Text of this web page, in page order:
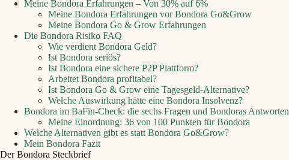
Meine Bondora Erfahrungen – Von 30% auf 6%
Meine Bondora Erfahrungen vor Bondora Go&Grow
Meine Bondora Go & Grow Erfahrungen
Die Bondora Risiko FAQ
Wie verdient Bondora Geld?
Ist Bondora seriös?
Ist Bondora eine sichere P2P Plattform?
Arbeitet Bondora profitabel?
Ist Bondora Go & Grow eine Tagesgeld-Alternative?
Welche Auswirkung hätte eine Bondora Insolvenz?
Bondora im BaFin-Check: die sechs Fragen und Bondoras Antworten
Meine Einordnung: 36 von 100 Punkten für Bondora
Welche Alternativen gibt es statt Bondora Go&Grow?
Mein Bondora Fazit
Der Bondora Steckbrief